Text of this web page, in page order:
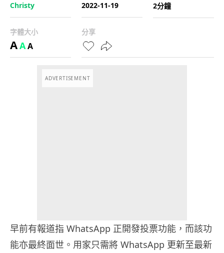
Christy
2022-11-19
2分鐘
字體大小
AAA
分享
ADVERTISEMENT
早前有報道指 WhatsApp 正開發投票功能，而該功
能亦最終面世。用家只需將 WhatsApp 更新至最新